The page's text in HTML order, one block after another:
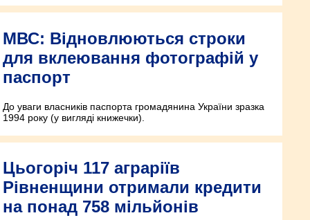
МВС: Відновлюються строки
для вклеювання фотографій у
паспорт
До уваги власників паспорта громадянина України зразка
1994 року (у вигляді книжечки).
Цьогоріч 117 аграріїв
Рівненщини отримали кредити
на понад 758 мільйонів